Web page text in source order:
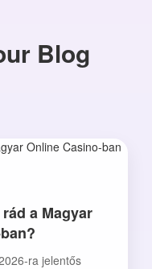
Blog
a Magyar
ra jelentős